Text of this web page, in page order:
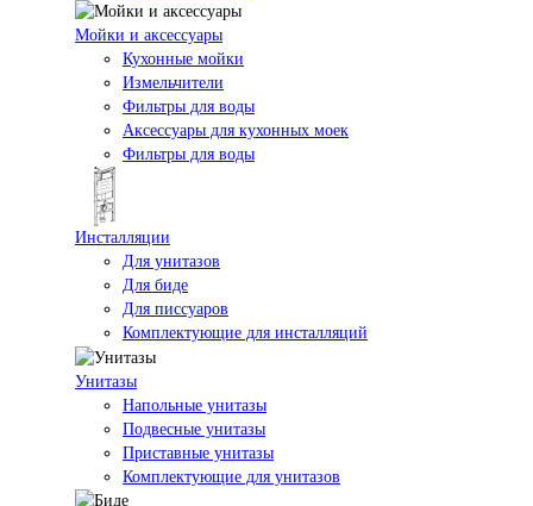
Мойки и аксессуары
Кухонные мойки
Измельчители
Фильтры для воды
Аксессуары для кухонных моек
Фильтры для воды
Инсталляции
Для унитазов
Для биде
Для писсуаров
Комплектующие для инсталляций
Унитазы
Напольные унитазы
Подвесные унитазы
Приставные унитазы
Комплектующие для унитазов